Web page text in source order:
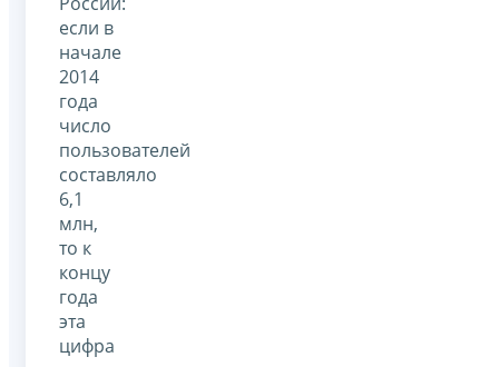
если в
начале
2014
года
число
пользователей
составляло
6,1
млн,
то к
концу
года
эта
цифра